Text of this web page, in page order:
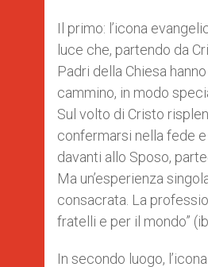
Il primo: l’icona
luce che, partendo da
Padri della Chiesa
cammino, in modo
Sul volto di Cristo
confermarsi nella fede
davanti allo Sposo,
Ma un’esperienza
consacrata. La
fratelli e per il mondo”
In secondo luogo,